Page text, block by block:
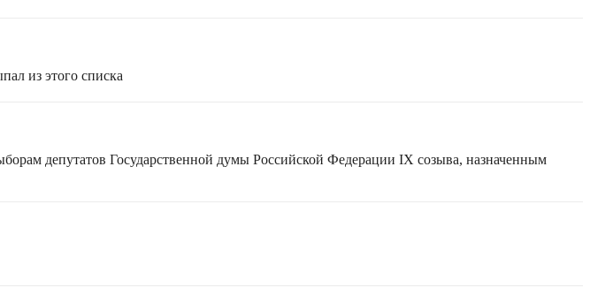
из этого списка
депутатов Государственной думы Российской Федерации IX созыва, назначенным